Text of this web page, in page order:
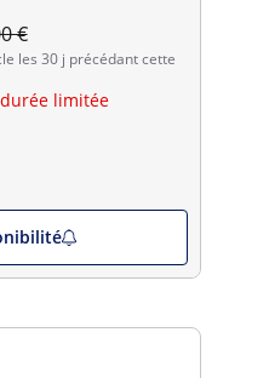
€
les 30 j précédant cette
limitée